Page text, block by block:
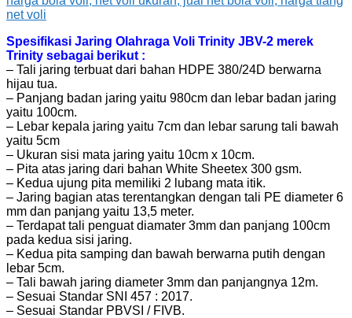
Spesifikasi Jaring Olahraga Voli Trinity JBV-2 merek
Trinity sebagai berikut :
– Tali jaring terbuat dari bahan HDPE 380/24D berwarna
hijau tua.
– Panjang badan jaring yaitu 980cm dan lebar badan jaring
yaitu 100cm.
– Lebar kepala jaring yaitu 7cm dan lebar sarung tali bawah
yaitu 5cm
– Ukuran sisi mata jaring yaitu 10cm x 10cm.
– Pita atas jaring dari bahan White Sheetex 300 gsm.
– Kedua ujung pita memiliki 2 lubang mata itik.
– Jaring bagian atas terentangkan dengan tali PE diameter 6
mm dan panjang yaitu 13,5 meter.
– Terdapat tali penguat diamater 3mm dan panjang 100cm
pada kedua sisi jaring.
– Kedua pita samping dan bawah berwarna putih dengan
lebar 5cm.
– Tali bawah jaring diameter 3mm dan panjangnya 12m.
– Sesuai Standar SNI 457 : 2017.
– Sesuai Standar PBVSI / FIVB.